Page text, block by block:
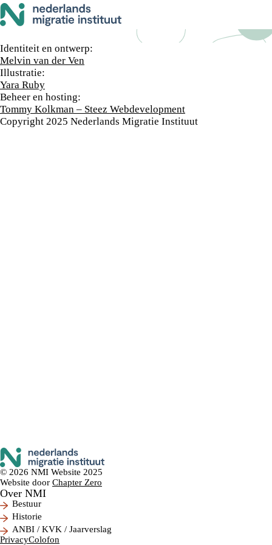
Let op! De informatie op deze website en de NMI portal blijft tot en met
31 december 2026 beschikbaar.
Identiteit en ontwerp:
Melvin van der Ven
Illustratie:
Yara Ruby
Beheer en hosting:
Tommy Kolkman – Steez Webdevelopment
Copyright 2025 Nederlands Migratie Instituut
© 2026 NMI Website 2025
Website door Chapter Zero
Over NMI
Bestuur
Historie
ANBI / KVK / Jaarverslag
PrivacyColofon